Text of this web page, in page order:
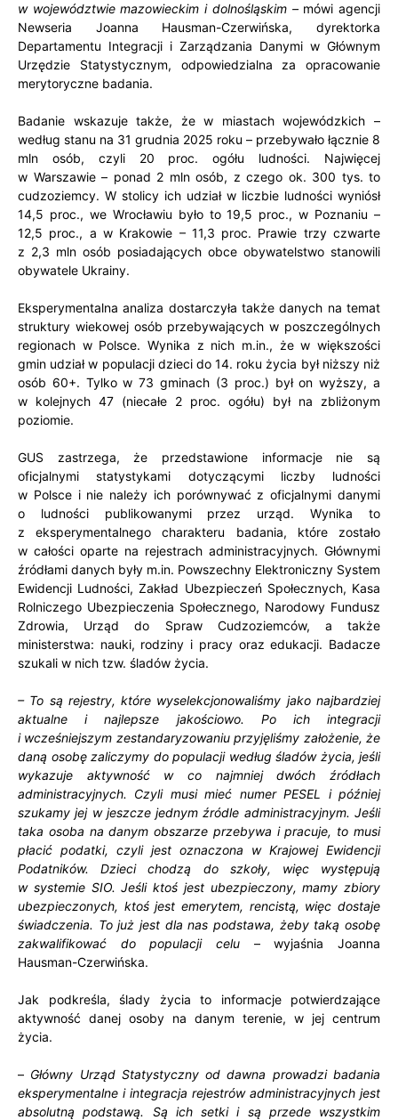
w województwie mazowieckim i dolnośląskim –mówi agencji
Newseria Joanna Hausman-Czerwińska, dyrektorka
Departamentu Integracji i Zarządzania Danymi w Głównym
Urzędzie Statystycznym, odpowiedzialna za opracowanie
merytoryczne badania.
Badanie wskazuje także, że w miastach wojewódzkich –
według stanu na 31 grudnia 2025 roku – przebywało łącznie 8
mln osób, czyli 20 proc. ogółu ludności. Najwięcej
w Warszawie – ponad 2 mln osób, z czego ok. 300 tys. to
cudzoziemcy. W stolicy ich udział w liczbie ludności wyniósł
14,5 proc., we Wrocławiu było to 19,5 proc., w Poznaniu –
12,5 proc., a w Krakowie – 11,3 proc. Prawie trzy czwarte
z 2,3 mln osób posiadających obce obywatelstwo stanowili
obywatele Ukrainy.
Eksperymentalna analiza dostarczyła także danych na temat
struktury wiekowej osób przebywających w poszczególnych
regionach w Polsce. Wynika z nich m.in., że w większości
gmin udział w populacji dzieci do 14. roku życia był niższy niż
osób 60+. Tylko w 73 gminach (3 proc.) był on wyższy, a
w kolejnych 47 (niecałe 2 proc. ogółu) był na zbliżonym
poziomie.
GUS zastrzega, że przedstawione informacje nie są
oficjalnymi statystykami dotyczącymi liczby ludności
w Polsce i nie należy ich porównywać z oficjalnymi danymi
o ludności publikowanymi przez urząd. Wynika to
z eksperymentalnego charakteru badania, które zostało
w całości oparte na rejestrach administracyjnych. Głównymi
źródłami danych były m.in. Powszechny Elektroniczny System
Ewidencji Ludności, Zakład Ubezpieczeń Społecznych, Kasa
Rolniczego Ubezpieczenia Społecznego, Narodowy Fundusz
Zdrowia, Urząd do Spraw Cudzoziemców, a także
ministerstwa: nauki, rodziny i pracy oraz edukacji. Badacze
szukali w nich tzw. śladów życia.
– To są rejestry, które wyselekcjonowaliśmy jako najbardziej
aktualne i najlepsze jakościowo. Po ich integracji
i wcześniejszym zestandaryzowaniu przyjęliśmy założenie, że
daną osobę zaliczymy do populacji według śladów życia, jeśli
wykazuje aktywność w co najmniej dwóch źródłach
administracyjnych. Czyli musi mieć numer PESEL i później
szukamy jej w jeszcze jednym źródle administracyjnym. Jeśli
taka osoba na danym obszarze przebywa i pracuje, to musi
płacić podatki, czyli jest oznaczona w Krajowej Ewidencji
Podatników. Dzieci chodzą do szkoły, więc występują
w systemie SIO. Jeśli ktoś jest ubezpieczony, mamy zbiory
ubezpieczonych, ktoś jest emerytem, rencistą, więc dostaje
świadczenia. To już jest dla nas podstawa, żeby taką osobę
zakwalifikować do populacji celu – wyjaśnia Joanna
Hausman-Czerwińska.
Jak podkreśla, ślady życia to informacje potwierdzające
aktywność danej osoby na danym terenie, w jej centrum
życia.
– Główny Urząd Statystyczny od dawna prowadzi badania
eksperymentalne i integracja rejestrów administracyjnych jest
absolutną podstawą. Są ich setki i są przede wszystkim